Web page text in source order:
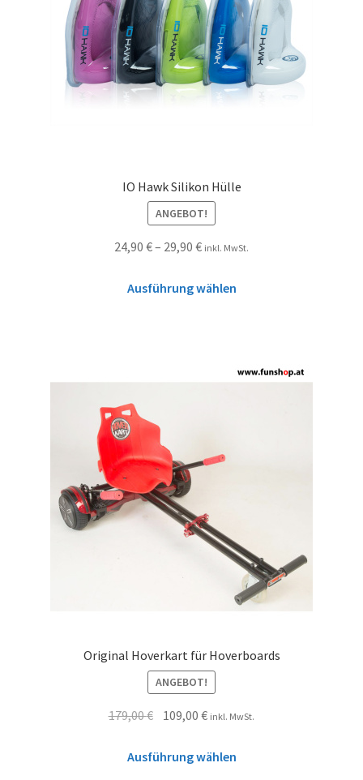
IO Hawk Silikon Hülle
ANGEBOT!
24,90 €– 29,90 € inkl. MwSt.
Ausführung wählen
Original Hoverkart für Hoverboards
ANGEBOT!
179,00€ 109,00€ inkl. MwSt.
Ausführung wählen